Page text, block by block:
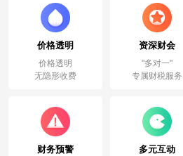
价格透明
价格透明
无隐形收费
资深财会
"多对一"
专属财税服务
财务预警 多元互动